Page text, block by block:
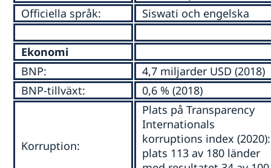
Officiella språk:
Siswati och engelska
Ekonomi
BNP:
4,7 miljarder USD (2018)
BNP-tillväxt:
0,6 % (2018)
Korruption:
Plats på Transparency
Internationals
korruptions index (2020):
plats 113 av 180 länder